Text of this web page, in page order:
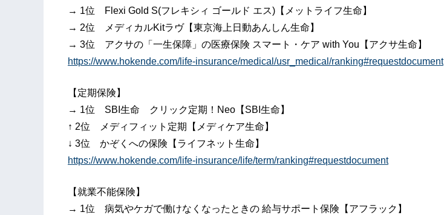
→ 1位 Flexi Gold S(フレキシィ ゴールド エス)【メットライフ生命】
→ 2位 メディカルKitラヴ【東京海上日動あんしん生命】
→ 3位 アクサの「一生保障」の医療保険 スマート・ケア with You【アクサ生命】
https://www.hokende.com/life-insurance/medical/usr_medical/ranking#requestdocument
【定期保険】
→ 1位 SBI生命 クリック定期！Neo【SBI生命】
↑ 2位 メディフィット定期【メディケア生命】
↓ 3位 かぞくへの保険【ライフネット生命】
https://www.hokende.com/life-insurance/life/term/ranking#requestdocument
【就業不能保険】
→ 1位 病気やケガで働けなくなったときの 給与サポート保険【アフラック】